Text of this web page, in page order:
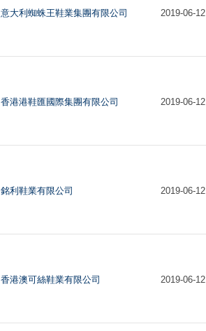
意大利蜘蛛王鞋業集團有限公司 2019-06-12
香港港鞋匯國際集團有限公司 2019-06-12
銘利鞋業有限公司 2019-06-12
香港澳可絲鞋業有限公司 2019-06-12